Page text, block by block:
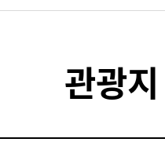
관광지